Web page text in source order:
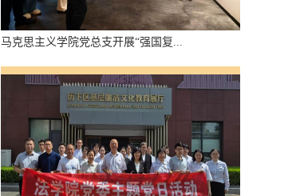
马克思主义学院党总支开展“强国复...